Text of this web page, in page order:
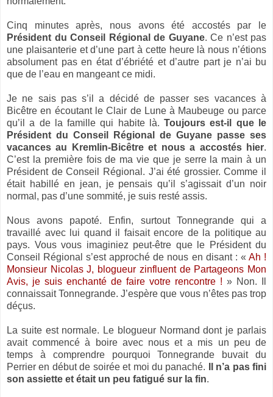
Cinq minutes après, nous avons été accostés par le
Président du Conseil Régional de Guyane. Ce n’est pas
une plaisanterie et d’une part à cette heure là nous n’étions
absolument pas en état d’ébriété et d’autre part je n’ai bu
que de l’eau en mangeant ce midi.
Je ne sais pas s’il a décidé de passer ses vacances à
Bicêtre en écoutant le Clair de Lune à Maubeuge ou parce
qu’il a de la famille qui habite là. Toujours est-il que le
Président du Conseil Régional de Guyane passe ses
vacances au Kremlin-Bicêtre et nous a accostés hier.
C’est la première fois de ma vie que je serre la main à un
Président de Conseil Régional. J’ai été grossier. Comme il
était habillé en jean, je pensais qu’il s’agissait d’un noir
normal, pas d’une sommité, je suis resté assis.
Nous avons papoté. Enfin, surtout Tonnegrande qui a
travaillé avec lui quand il faisait encore de la politique au
pays. Vous vous imaginiez peut-être que le Président du
Conseil Régional s’est approché de nous en disant : « Ah !
Monsieur Nicolas J, blogueur zinfluent de Partageons Mon
Avis, je suis enchanté de faire votre rencontre ! » Non. Il
connaissait Tonnegrande. J’espère que vous n’êtes pas trop
déçus.
La suite est normale. Le blogueur Normand dont je parlais
avait commencé à boire avec nous et a mis un peu de
temps à comprendre pourquoi Tonnegrande buvait du
Perrier en début de soirée et moi du panaché.
Il n’a pas fini
son assiette et était un peu fatigué sur la fin.